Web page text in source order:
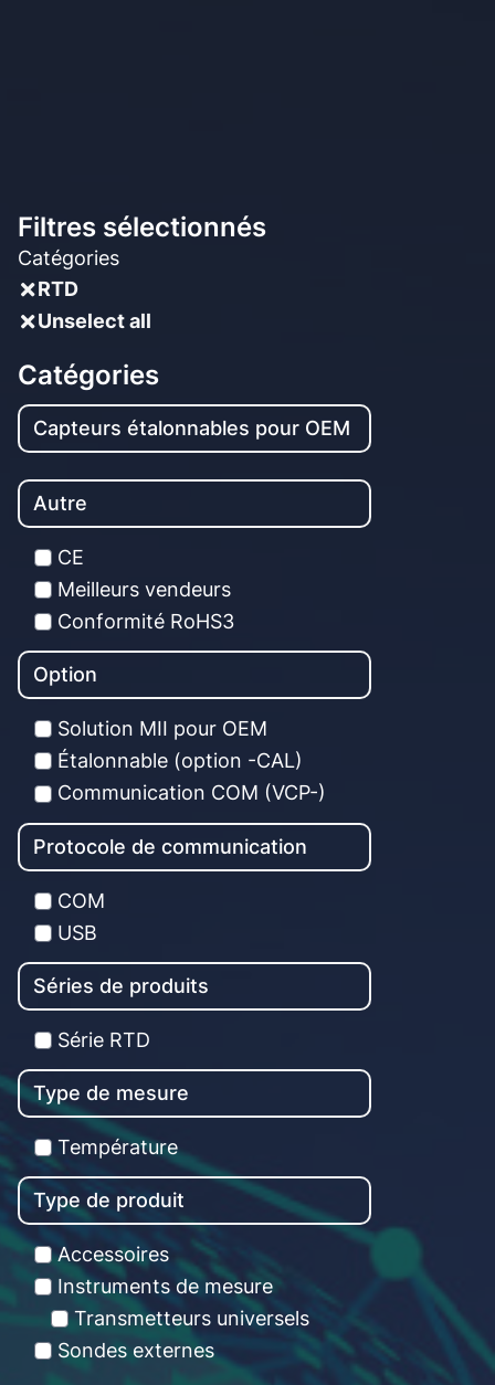
Filtres sélectionnés
Catégories
RTD
Unselect all
Catégories
Capteurs étalonnables pour OEM
Autre
CE
Meilleurs vendeurs
Conformité RoHS3
Option
Solution MII pour OEM
Étalonnable (option -CAL)
Communication COM (VCP-)
Protocole de communication
COM
USB
Séries de produits
Série RTD
Type de mesure
Température
Type de produit
Accessoires
Instruments de mesure
Transmetteurs universels
Sondes externes
En savoir plus